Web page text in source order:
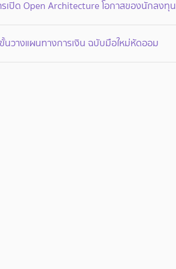
เปิด Open Architecture โอกาสของนักลงทุน
นวางแผนทางการเงิน ฉบับมือใหม่หัดออม